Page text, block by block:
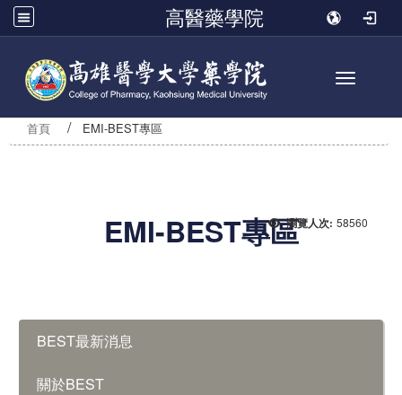
高醫藥學院
Toggle
首頁 EMI-BEST專區
瀏覽人次: 58560
EMI-BEST專區
BEST最新消息
關於BEST